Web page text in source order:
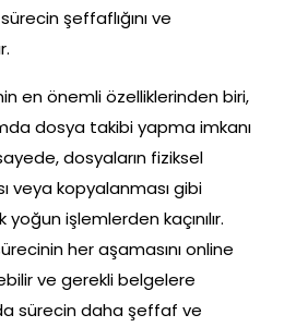
şeffaflığını ve
en önemli özelliklerinden biri,
dosya takibi yapma imkanı
dosyaların fiziksel
veya kopyalanması gibi
işlemlerden kaçınılır.
her aşamasını online
ve gerekli belgelere
sürecin daha şeffaf ve